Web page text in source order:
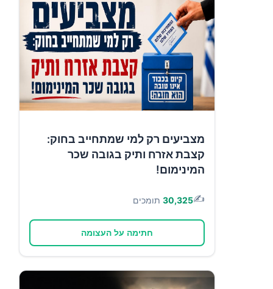
מצביעים רק למי שמתחייב בחוק:
קצבת אזרח ותיק בגובה שכר
המינימום!
✍️
30,325 תומכים
חתימה על העצומה